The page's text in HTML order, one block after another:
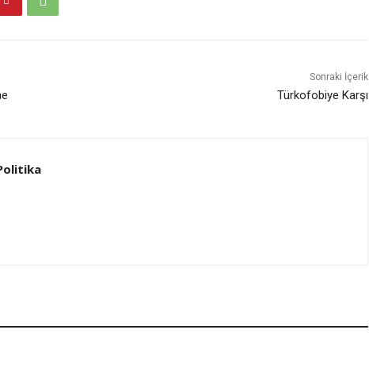
Sonraki İçerik
Türkofobiye Karşı